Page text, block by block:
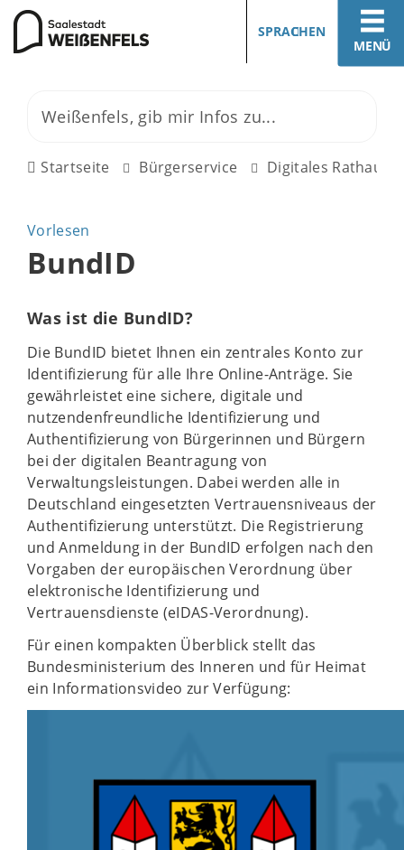
MENÜ
SPRACHEN
Startseite Bürgerservice Digitales Rathaus
Vorlesen
BundID
Was ist die BundID?
Die BundID bietet Ihnen ein zentrales Konto zur
Identifizierung für alle Ihre Online-Anträge. Sie
gewährleistet eine sichere, digitale und
nutzendenfreundliche Identifizierung und
Authentifizierung von Bürgerinnen und Bürgern
bei der digitalen Beantragung von
Verwaltungsleistungen. Dabei werden alle in
Deutschland eingesetzten Vertrauensniveaus der
Authentifizierung unterstützt. Die Registrierung
und Anmeldung in der BundID erfolgen nach den
Vorgaben der europäischen Verordnung über
elektronische Identifizierung und
Vertrauensdienste (eIDAS-Verordnung).
Für einen kompakten Überblick stellt das
Bundesministerium des Inneren und für Heimat
ein Informationsvideo zur Verfügung: